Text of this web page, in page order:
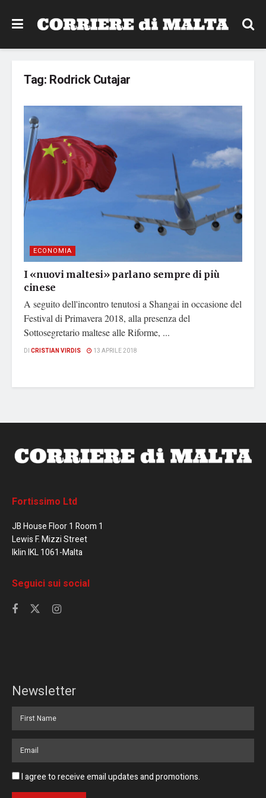
Tag: Rodrick Cutajar
ECONOMIA
I «nuovi maltesi» parlano sempre di più
cinese
A seguito dell'incontro tenutosi a Shangai in occasione del
Festival di Primavera 2018, alla presenza del
Sottosegretario maltese alle Riforme, ...
DI CRISTIAN VIRDIS 13 APRILE 2018
Fortissimo Ltd
JB House Floor 1 Room 1
Lewis F. Mizzi Street
Iklin IKL 1061-Malta
Seguici sui social
Newsletter
I agree to receive email updates and promotions.